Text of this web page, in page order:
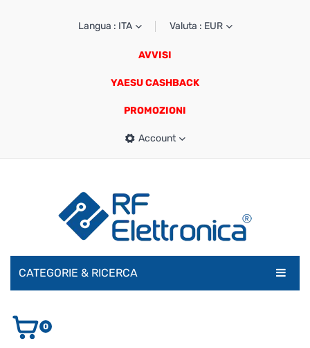
Langua : ITA Valuta : EUR
AVVISI
YAESU CASHBACK
PROMOZIONI
Account
CATEGORIE & RICERCA
AUDIO E VIDEO
0